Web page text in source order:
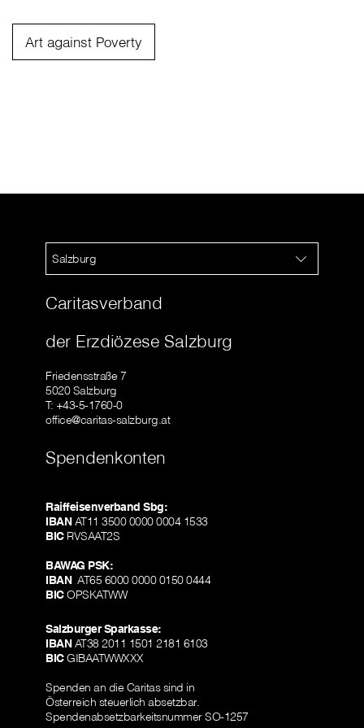
Art against Poverty
Salzburg
Caritasverband
der Erzdiözese Salzburg
Friedensstraße 7
5020 Salzburg
T: +43-5-1760-0
office@caritas-salzburg.at
Spendenkonten
Raiffeisenverband Sbg:
IBANAT11 3500 0000 0004 1533
BICRVSAAT2S
BAWAG PSK:
IBANAT65 6000 0000 0150 0444
BICOPSKATWW
Salzburger Sparkasse:
IBANAT38 2011 1501 2181 6103
BICGIBAATWWXXX
Spenden an die Caritas sind in
Österreich steuerlich absetzbar.
Spendenabsetzbarkeitsnummer SO-1257